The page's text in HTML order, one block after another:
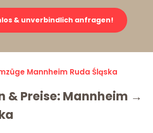
& unverbindlich anfragen!
Mannheim Ruda Śląska
& Preise: Mannheim →